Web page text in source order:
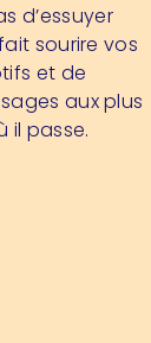
d’essuyer
sourire vos
et de
aux plus
il passe.